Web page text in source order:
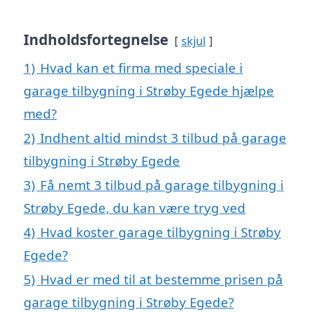
Indholdsfortegnelse skjul
1) Hvad kan et firma med speciale i
garage tilbygning i Strøby Egede hjælpe
med?
2) Indhent altid mindst 3 tilbud på garage
tilbygning i Strøby Egede
3) Få nemt 3 tilbud på garage tilbygning i
Strøby Egede, du kan være tryg ved
4) Hvad koster garage tilbygning i Strøby
Egede?
5) Hvad er med til at bestemme prisen på
garage tilbygning i Strøby Egede?